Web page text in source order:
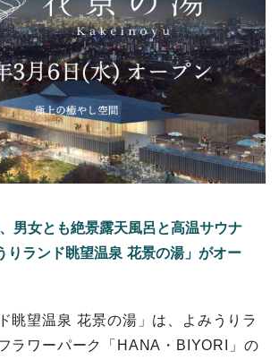
男女とも絶景露天風呂と高温サウナ
りランド眺望温泉 花景の湯」がオー
眺望温泉 花景の湯」は、よみうりラ
ラワーパーク「HANA・BIYORI」の